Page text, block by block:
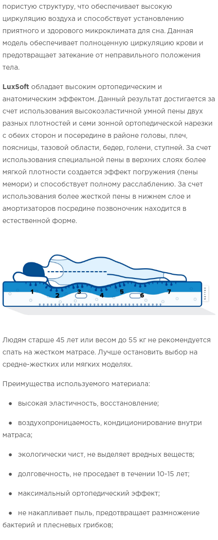
пористую структуру, что обеспечивает высокую
циркуляцию воздуха и способствует установлению
приятного и здорового микроклимата для сна. Данная
модель обеспечивает полноценную циркуляцию крови и
предотвращает затекание от неправильного положения
тела.
LuxSoft обладает высоким ортопедическим и
анатомическим эффектом. Данный результат достигается за
счет использования высокоэластичной умной пены двух
разных плотностей и семи зонной ортопедической нарезки
с обеих сторон и посередине в районе головы, плеч,
поясницы, тазовой области, бедер, голени, ступней. За счет
использования специальной пены в верхних слоях более
мягкой плотности создается эффект погружения (пены
мемори) и способствует полному расслаблению. За счет
использования более жесткой пены в нижнем слое и
амортизаторов посредине позвоночник находится в
естественной форме.
Людям старше 45 лет или весом до 55 кг не рекомендуется
спать на жестком матрасе. Лучше остановить выбор на
средне-жестких или мягких моделях.
Преимущества используемого материала:
● высокая эластичность, восстановление;
● воздухопроницаемость, кондиционирование внутри
матраса;
● экологически чист, не выделяет вредных веществ;
● долговечность, не проседает в течении 10-15 лет;
● максимальный ортопедический эффект;
● не накапливает пыль, предотвращает размножение
бактерий и плесневых грибков;